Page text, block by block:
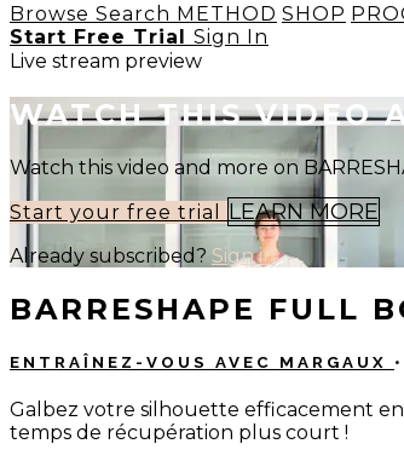
Browse Search METHOD SHOP
Start Free Trial Sign In
Live stream preview
WATCH THIS VIDEO
Watch this video and more on
Start your free trial LEARN MORE
Already subscribed? Sign in
BARRESHAPE FULL
ENTRAÎNEZ-VOUS AVEC MARGAUX
Galbez votre silhouette efficacement
temps de récupération plus court !